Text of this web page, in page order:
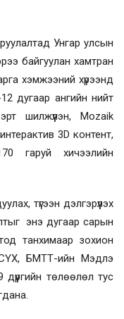
Унгар улсын
байгуулан хамтран
хэмжээний хүрээнд
дугаар ангийн нийт
шилжүүлэн, Mozaik
3D контент,
гаруй хичээлийн
түгээн дэлгэрүүлэх
энэ дугаар сарын
танхимаар зохион
БМТТ-ийн Мэдлэ
дүүргийн төлөөлөл тус